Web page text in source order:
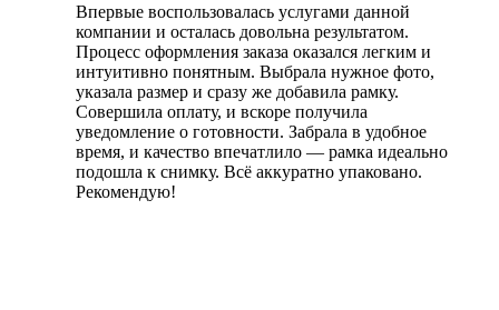
Впервые воспользовалась услугами данной
компании и осталась довольна результатом.
Процесс оформления заказа оказался легким и
интуитивно понятным. Выбрала нужное фото,
указала размер и сразу же добавила рамку.
Совершила оплату, и вскоре получила
уведомление о готовности. Забрала в удобное
время, и качество впечатлило — рамка идеально
подошла к снимку. Всё аккуратно упаковано.
Рекомендую!